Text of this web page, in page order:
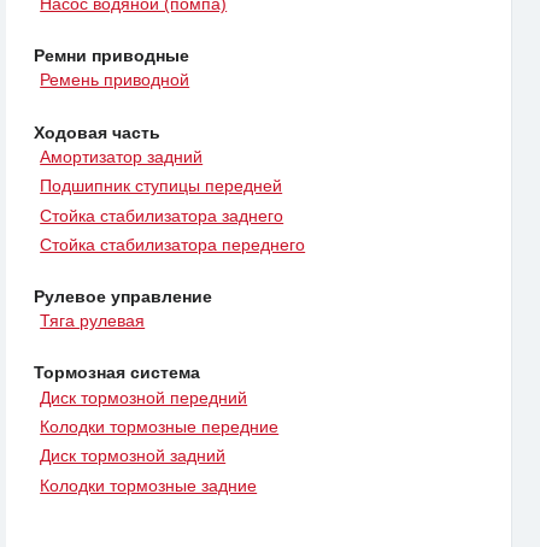
Ремни приводные
Ремень приводной
Ходовая часть
Амортизатор задний
Подшипник ступицы передней
Стойка стабилизатора заднего
Стойка стабилизатора переднего
Рулевое управление
Тяга рулевая
Тормозная система
Диск тормозной передний
Колодки тормозные передние
Диск тормозной задний
Колодки тормозные задние